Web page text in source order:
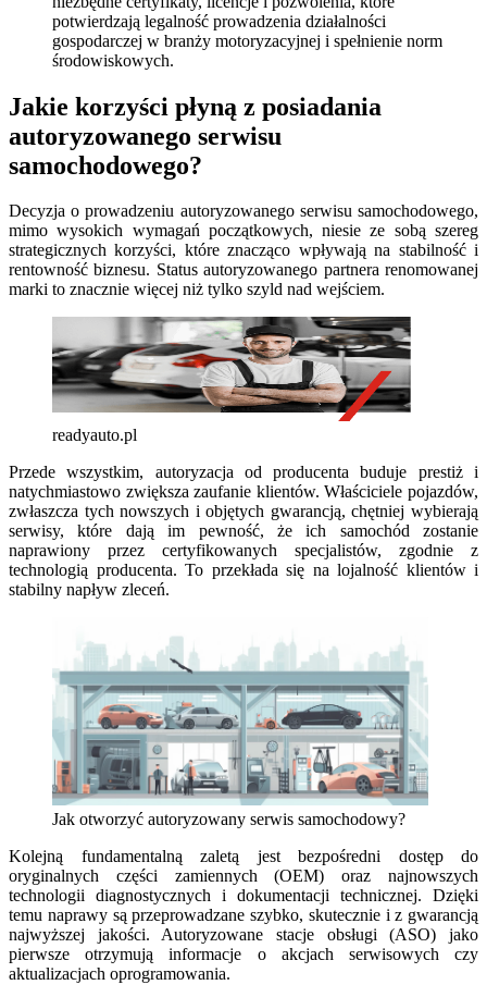
potwierdzają legalność prowadzenia działalności
gospodarczej w branży motoryzacyjnej i spełnienie norm
środowiskowych.
Jakie korzyści płyną z posiadania
autoryzowanego serwisu
samochodowego?
Decyzja o prowadzeniu autoryzowanego serwisu samochodowego,
mimo wysokich wymagań początkowych, niesie ze sobą szereg
strategicznych korzyści, które znacząco wpływają na stabilność i
rentowność biznesu. Status autoryzowanego partnera renomowanej
marki to znacznie więcej niż tylko szyld nad wejściem.
readyauto.pl
Przede wszystkim, autoryzacja od producenta buduje prestiż i
natychmiastowo zwiększa zaufanie klientów. Właściciele pojazdów,
zwłaszcza tych nowszych i objętych gwarancją, chętniej wybierają
serwisy, które dają im pewność, że ich samochód zostanie
naprawiony przez certyfikowanych specjalistów, zgodnie z
technologią producenta. To przekłada się na lojalność klientów i
stabilny napływ zleceń.
Jak otworzyć autoryzowany serwis samochodowy?
Kolejną fundamentalną zaletą jest bezpośredni dostęp do
oryginalnych części zamiennych (OEM) oraz najnowszych
technologii diagnostycznych i dokumentacji technicznej. Dzięki
temu naprawy są przeprowadzane szybko, skutecznie i z gwarancją
najwyższej jakości. Autoryzowane stacje obsługi (ASO) jako
pierwsze otrzymują informacje o akcjach serwisowych czy
aktualizacjach oprogramowania.